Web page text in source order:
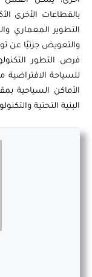
بالقطاعات الأخرى
التطوير المعماري
والتعويض جزئيًا عن
فرص التطور
للسياحة الافتراضية
الأماكن السياحية
البنية التحتية